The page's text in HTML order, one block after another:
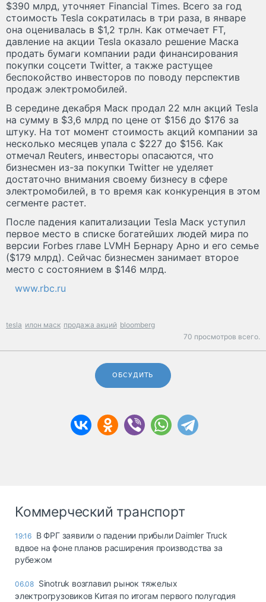
$390 млрд, уточняет Financial Times. Всего за год
стоимость Tesla сократилась в три раза, в январе
она оценивалась в $1,2 трлн. Как отмечает FT,
давление на акции Tesla оказало решение Маска
продать бумаги компании ради финансирования
покупки соцсети Twitter, а также растущее
беспокойство инвесторов по поводу перспектив
продаж электромобилей.
В середине декабря Маск продал 22 млн акций Tesla
на сумму в $3,6 млрд по цене от $156 до $176 за
штуку. На тот момент стоимость акций компании за
несколько месяцев упала с $227 до $156. Как
отмечал Reuters, инвесторы опасаются, что
бизнесмен из-за покупки Twitter не уделяет
достаточно внимания своему бизнесу в сфере
электромобилей, в то время как конкуренция в этом
сегменте растет.
После падения капитализации Tesla Маск уступил
первое место в списке богатейших людей мира по
версии Forbes главе LVMH Бернару Арно и его семье
($179 млрд). Сейчас бизнесмен занимает второе
место с состоянием в $146 млрд.
www.rbc.ru
tesla илон маск продажа акций bloomberg
70 просмотров всего.
ОБСУДИТЬ
Коммерческий транспорт
19:16 В ФРГ заявили о падении прибыли Daimler Truck
вдвое на фоне планов расширения производства за
рубежом
06.08 Sinotruk возглавил рынок тяжелых
электрогрузовиков Китая по итогам первого полугодия